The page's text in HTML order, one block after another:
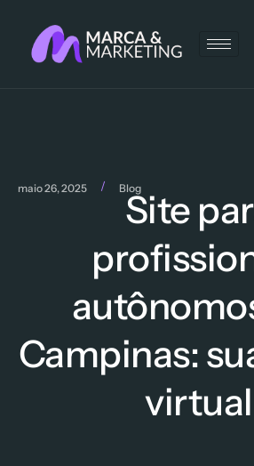
maio 26, 2025 / Blog
Site
Campinas:
virtual